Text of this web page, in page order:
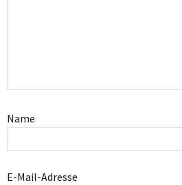
Name
E-Mail-Adresse